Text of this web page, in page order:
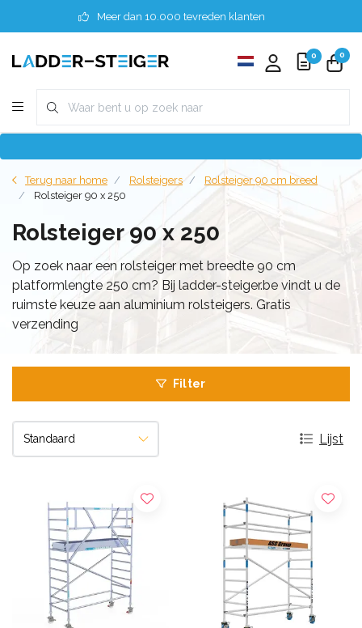
Meer dan 10.000 tevreden klanten
0 0
Terug naar home Rolsteigers
Rolsteiger 90 cm breed
Rolsteiger 90 x 250
Rolsteiger 90 x 250
Op zoek naar een rolsteiger met breedte 90 cm
platformlengte 250 cm? Bij ladder-steiger.be vindt u de
ruimste keuze aan aluminium rolsteigers. Gratis
verzending
Filter
Lijst